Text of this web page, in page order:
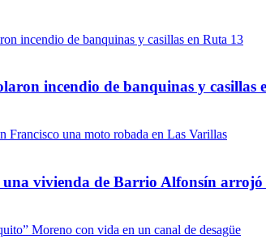
incendio de banquinas y casillas
vivienda de Barrio Alfonsín